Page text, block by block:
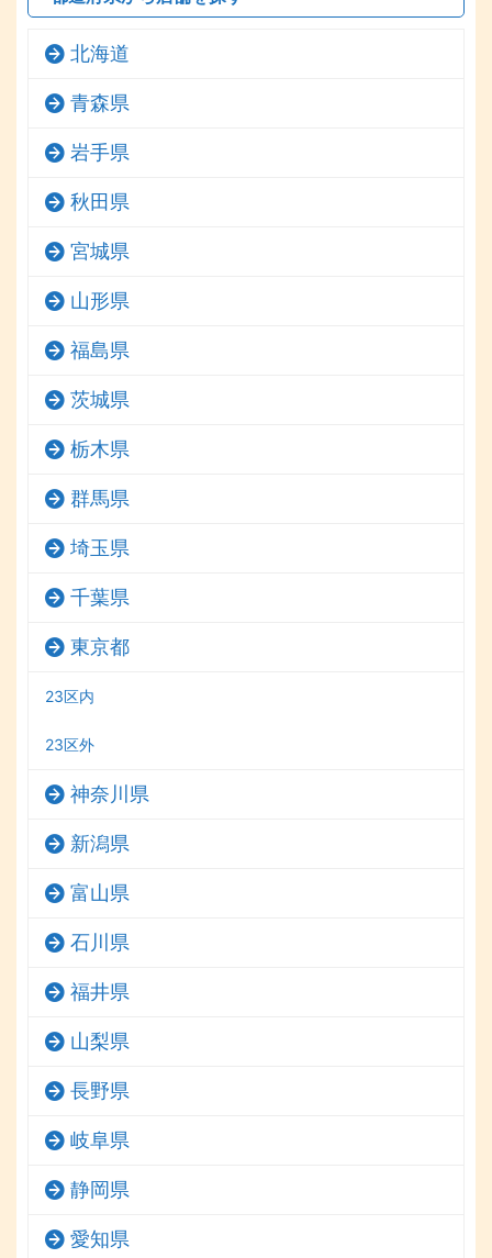
北海道
青森県
岩手県
秋田県
宮城県
山形県
福島県
茨城県
栃木県
群馬県
埼玉県
千葉県
東京都
23区内
23区外
神奈川県
新潟県
富山県
石川県
福井県
山梨県
長野県
岐阜県
静岡県
愛知県